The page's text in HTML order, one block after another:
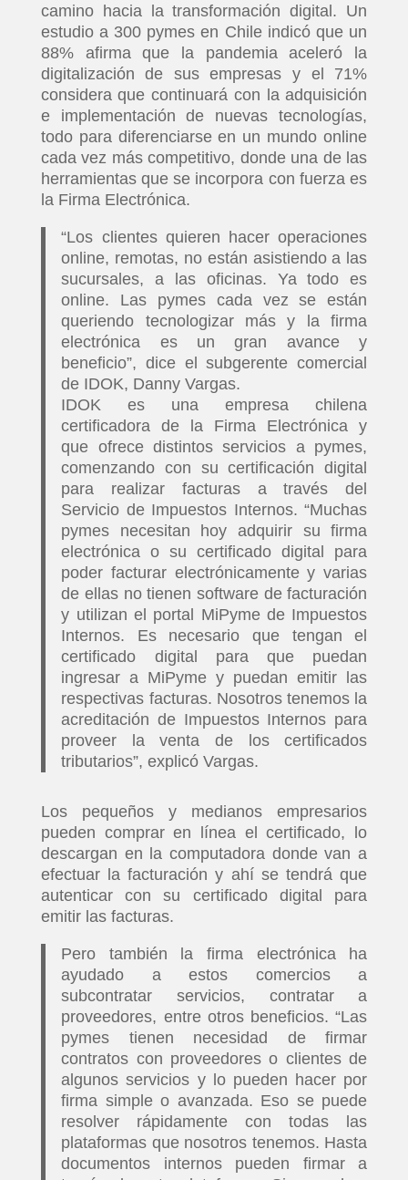
camino hacia la transformación digital. Un
estudio a 300 pymes en Chile indicó que un
88% afirma que la pandemia aceleró la
digitalización de sus empresas y el 71%
considera que continuará con la adquisición
e implementación de nuevas tecnologías,
todo para diferenciarse en un mundo online
cada vez más competitivo, donde una de las
herramientas que se incorpora con fuerza es
la Firma Electrónica.
“Los clientes quieren hacer operaciones
online, remotas, no están asistiendo a las
sucursales, a las oficinas. Ya todo es
online. Las pymes cada vez se están
queriendo tecnologizar más y la firma
electrónica es un gran avance y
beneficio”, dice el subgerente comercial
de IDOK, Danny Vargas.
IDOK es una empresa chilena
certificadora de la Firma Electrónica y
que ofrece distintos servicios a pymes,
comenzando con su certificación digital
para realizar facturas a través del
Servicio de Impuestos Internos. “Muchas
pymes necesitan hoy adquirir su firma
electrónica o su certificado digital para
poder facturar electrónicamente y varias
de ellas no tienen software de facturación
y utilizan el portal MiPyme de Impuestos
Internos. Es necesario que tengan el
certificado digital para que puedan
ingresar a MiPyme y puedan emitir las
respectivas facturas. Nosotros tenemos la
acreditación de Impuestos Internos para
proveer la venta de los certificados
tributarios”, explicó Vargas.
Los pequeños y medianos empresarios
pueden comprar en línea el certificado, lo
descargan en la computadora donde van a
efectuar la facturación y ahí se tendrá que
autenticar con su certificado digital para
emitir las facturas.
Pero también la firma electrónica ha
ayudado a estos comercios a
subcontratar servicios, contratar a
proveedores, entre otros beneficios. “Las
pymes tienen necesidad de firmar
contratos con proveedores o clientes de
algunos servicios y lo pueden hacer por
firma simple o avanzada. Eso se puede
resolver rápidamente con todas las
plataformas que nosotros tenemos. Hasta
documentos internos pueden firmar a